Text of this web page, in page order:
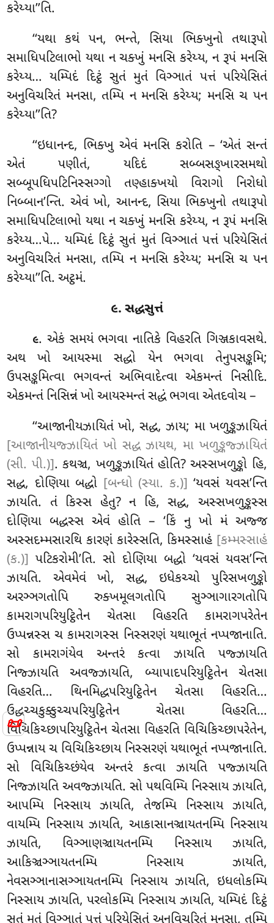
📜
કરેય્યા’’તિ.
‘‘યથા કથં પન, ભન્તે, સિયા ભિક્ખુનો તથારૂપો
સમાધિપટિલાભો યથા ન ચક્ખું મનસિ કરેય્ય, ન રૂપં મનસિ
કરેય્ય… યમ્પિદં દિટ્ઠં સુતં મુતં વિઞ્ઞાતં પત્તં પરિયેસિતં
અનુવિચરિતં મનસા, તમ્પિ ન મનસિ કરેય્ય; મનસિ ચ પન
કરેય્યા’’તિ?
‘‘ઇધાનન્દ, ભિક્ખુ એવં મનસિ કરોતિ – ‘એતં સન્તં
એતં પણીતં, યદિદં સબ્બસઙ્ખારસમથો
સબ્બૂપધિપટિનિસ્સગ્ગો તણ્હાક્ખયો વિરાગો નિરોધો
નિબ્બાન’ન્તિ. એવં ખો, આનન્દ, સિયા ભિક્ખુનો તથારૂપો
સમાધિપટિલાભો યથા ન ચક્ખું મનસિ કરેય્ય, ન રૂપં મનસિ
કરેય્ય…પે… યમ્પિદં દિટ્ઠં સુતં મુતં વિઞ્ઞાતં પત્તં પરિયેસિતં
અનુવિચરિતં મનસા, તમ્પિ ન મનસિ કરેય્ય; મનસિ ચ પન
કરેય્યા’’તિ. અટ્ઠમં.
૯. સદ્ધસુત્તં
૯. એકં સમયં ભગવા નાતિકે વિહરતિ ગિઞ્જકાવસથે.
અથ ખો આયસ્મા સદ્ધો યેન ભગવા તેનુપસઙ્કમિ;
ઉપસઙ્કમિત્વા ભગવન્તં અભિવાદેત્વા એકમન્તં નિસીદિ.
એકમન્તં નિસિન્નં ખો આયસ્મન્તં સદ્ધં ભગવા એતદવોચ –
‘‘આજાનીયઝાયિતં ખો, સદ્ધ, ઝાય; મા ખળુઙ્કઝાયિતં
[આજાનીયજ્ઝાયિતં ખો સદ્ધ ઝાયથ, મા ખળુઙ્કજ્ઝાયિતં
(સી. પી.)]. કથઞ્ચ, ખળુઙ્કઝાયિતં હોતિ? અસ્સખળુઙ્કો હિ,
સદ્ધ, દોણિયા બદ્ધો [બન્ધો (સ્યા. ક.)] ‘યવસં યવસ’ન્તિ
ઝાયતિ. તં કિસ્સ હેતુ? ન હિ, સદ્ધ, અસ્સખળુઙ્કસ્સ
દોણિયા બદ્ધસ્સ એવં હોતિ – ‘કિં નુ ખો મં અજ્જ
અસ્સદમ્મસારથિ કારણં કારેસ્સતિ, કિમસ્સાહં [કમ્મસ્સાહં
(ક.)] પટિકરોમી’તિ. સો દોણિયા બદ્ધો ‘યવસં યવસ’ન્તિ
ઝાયતિ. એવમેવં ખો, સદ્ધ, ઇધેકચ્ચો પુરિસખળુઙ્કો
અરઞ્ઞગતોપિ રુક્ખમૂલગતોપિ સુઞ્ઞાગારગતોપિ
કામરાગપરિયુટ્ઠિતેન ચેતસા વિહરતિ કામરાગપરેતેન
ઉપ્પન્નસ્સ ચ કામરાગસ્સ નિસ્સરણં યથાભૂતં નપ્પજાનાતિ.
સો કામરાગંયેવ અન્તરં કત્વા ઝાયતિ પજ્ઝાયતિ
નિજ્ઝાયતિ અવજ્ઝાયતિ, બ્યાપાદપરિયુટ્ઠિતેન ચેતસા
વિહરતિ… થિનમિદ્ધપરિયુટ્ઠિતેન ચેતસા વિહરતિ…
ઉદ્ધચ્ચકુક્કુચ્ચપરિયુટ્ઠિતેન ચેતસા વિહરતિ…
વિચિકિચ્છાપરિયુટ્ઠિતેન ચેતસા વિહરતિ વિચિકિચ્છાપરેતેન,
ઉપ્પન્નાય ચ વિચિકિચ્છાય નિસ્સરણં યથાભૂતં નપ્પજાનાતિ.
સો વિચિકિચ્છંયેવ અન્તરં કત્વા ઝાયતિ પજ્ઝાયતિ
નિજ્ઝાયતિઅવજ્ઝાયતિ. સો પથવિમ્પિ નિસ્સાય ઝાયતિ,
આપમ્પિ નિસ્સાય ઝાયતિ, તેજમ્પિ નિસ્સાય ઝાયતિ,
વાયમ્પિ નિસ્સાય ઝાયતિ, આકાસાનઞ્ચાયતનમ્પિ નિસ્સાય
ઝાયતિ, વિઞ્ઞાણઞ્ચાયતનમ્પિ નિસ્સાય ઝાયતિ,
આકિઞ્ચઞ્ઞાયતનમ્પિ નિસ્સાય ઝાયતિ,
નેવસઞ્ઞાનાસઞ્ઞાયતનમ્પિ નિસ્સાય ઝાયતિ, ઇધલોકમ્પિ
નિસ્સાય ઝાયતિ, પરલોકમ્પિ નિસ્સાય ઝાયતિ, યમ્પિદં દિટ્ઠં